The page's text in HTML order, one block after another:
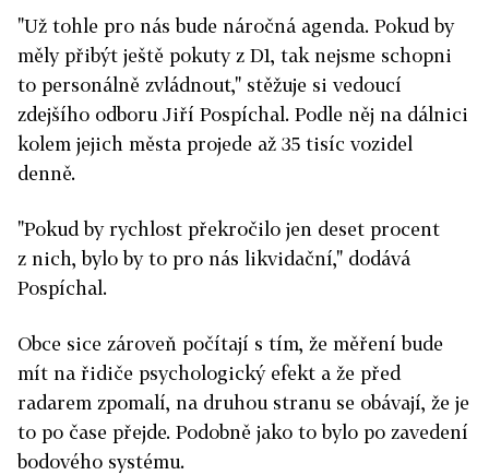
"Už tohle pro nás bude náročná agenda. Pokud by
měly přibýt ještě pokuty z D1, tak nejsme schopni
to personálně zvládnout," stěžuje si vedoucí
zdejšího odboru Jiří Pospíchal. Podle něj na dálnici
kolem jejich města projede až 35 tisíc vozidel
denně.
"Pokud by rychlost překročilo jen deset procent
z nich, bylo by to pro nás likvidační," dodává
Pospíchal.
Obce sice zároveň počítají s tím, že měření bude
mít na řidiče psychologický efekt a že před
radarem zpomalí, na druhou stranu se obávají, že je
to po čase přejde. Podobně jako to bylo po zavedení
bodového systému.